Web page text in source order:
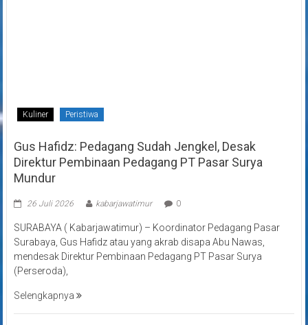
Kuliner Peristiwa
Gus Hafidz: Pedagang Sudah Jengkel, Desak
Direktur Pembinaan Pedagang PT Pasar Surya
Mundur
26 Juli 2026 kabarjawatimur 0
SURABAYA ( Kabarjawatimur) – Koordinator Pedagang Pasar
Surabaya, Gus Hafidz atau yang akrab disapa Abu Nawas,
mendesak Direktur Pembinaan Pedagang PT Pasar Surya
(Perseroda),
Selengkapnya